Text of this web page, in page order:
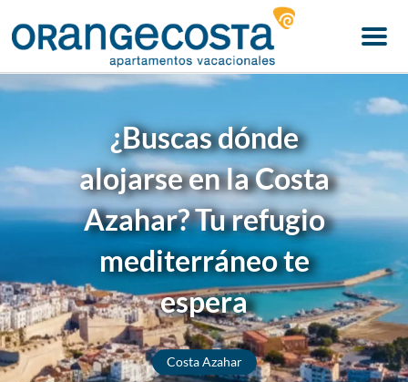
Menu
¿Buscas dónde
alojarse en la Costa
Azahar? Tu refugio
mediterráneo te
espera
Costa Azahar